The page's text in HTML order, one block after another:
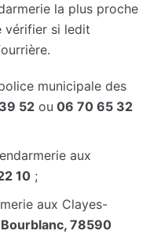
la plus proche
vérifier si ledit
municipale des
52 ou 06 70 65 32
aux
10 ;
aux Clayes-
78590